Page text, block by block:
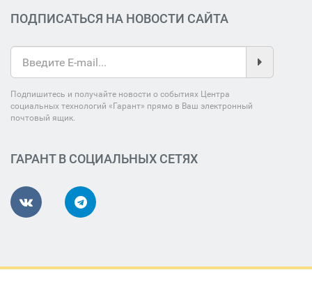
ПОДПИСАТЬСЯ НА НОВОСТИ САЙТА
Подпишитесь и получайте новости о событиях Центра
социальных технологий «Гарант» прямо в Ваш электронный
почтовый ящик.
ГАРАНТ В СОЦИАЛЬНЫХ СЕТЯХ